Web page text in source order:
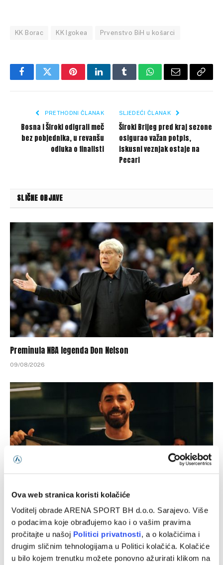
Ova web stranica koristi kolačiće
Voditelj obrade ARENA SPORT BH d.o.o. Sarajevo. Više
o podacima koje obrađujemo kao i o vašim pravima
pročitajte u našoj Politici privatnosti, a o kolačićima i
drugim sličnim tehnologijama u Politici kolačića. Kolačiće
u bilo kojem trenutku možete ponovno ažurirati klikom na
KK Borac KK Igokea Prvenstvo BiH u košarci
FacebookTwitterPinterestLinkedInTumblrWhatsApp
Email Copy
PRETHODNI ČLANAK
Bosna i Široki odigrali meč
bez pobjednika, u revanšu
odluka o finalisti
SLJEDEĆI ČLANAK
Široki Brijeg pred kraj sezone
osigurao važan potpis,
iskusni veznjak ostaje na
Pecari
SLIČNE OBJAVE
Preminula NBA legenda Don Nelson
09/08/2026
Vildoza: Sada sam u Partizanu, nikada neću zatvoriti vrata
nijednom klubu
09/08/2026